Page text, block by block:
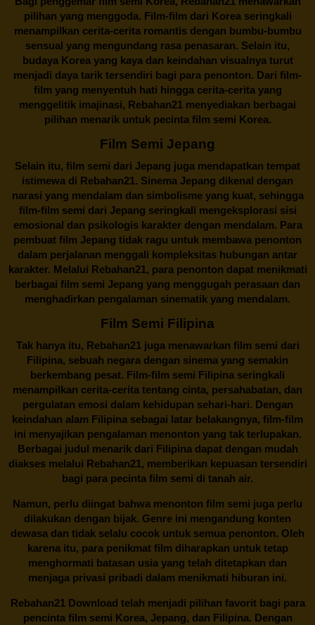
pilihan yang menggoda. Film-film dari Korea seringkali
menampilkan cerita-cerita romantis dengan bumbu-bumbu
sensual yang mengundang rasa penasaran. Selain itu,
budaya Korea yang kaya dan keindahan visualnya turut
menjadi daya tarik tersendiri bagi para penonton. Dari film-
film yang menyentuh hati hingga cerita-cerita yang
menggelitik imajinasi, Rebahan21 menyediakan berbagai
pilihan menarik untuk pecinta film semi Korea.
Film Semi Jepang
Selain itu, film semi dari Jepang juga mendapatkan tempat
istimewa di Rebahan21. Sinema Jepang dikenal dengan
narasi yang mendalam dan simbolisme yang kuat, sehingga
film-film semi dari Jepang seringkali mengeksplorasi sisi
emosional dan psikologis karakter dengan mendalam. Para
pembuat film Jepang tidak ragu untuk membawa penonton
dalam perjalanan menggali kompleksitas hubungan antar
karakter. Melalui Rebahan21, para penonton dapat menikmati
berbagai film semi Jepang yang menggugah perasaan dan
menghadirkan pengalaman sinematik yang mendalam.
Film Semi Filipina
Tak hanya itu, Rebahan21juga menawarkan film semi dari
Filipina, sebuah negara dengan sinema yang semakin
berkembang pesat. Film-film semi Filipina seringkali
menampilkan cerita-cerita tentang cinta, persahabatan, dan
pergulatan emosi dalam kehidupan sehari-hari. Dengan
keindahan alam Filipina sebagai latar belakangnya, film-film
ini menyajikan pengalaman menonton yang tak terlupakan.
Berbagai judul menarik dari Filipina dapat dengan mudah
diakses melalui Rebahan21, memberikan kepuasan tersendiri
bagi para pecinta film semi di tanah air.
Namun, perlu diingat bahwa menonton film semi juga perlu
dilakukan dengan bijak. Genre ini mengandung konten
dewasa dan tidak selalu cocok untuk semua penonton. Oleh
karena itu, para penikmat film diharapkan untuk tetap
menghormati batasan usia yang telah ditetapkan dan
menjaga privasi pribadi dalam menikmati hiburan ini.
Rebahan21Download telah menjadi pilihan favorit bagi para
pencinta film semi Korea, Jepang, dan Filipina. Dengan